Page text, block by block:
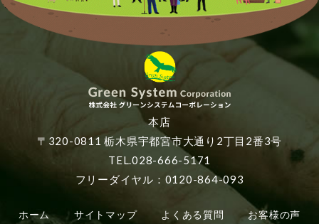
本店
〒320-0811 栃木県宇都宮市大通り2丁目2番3号
TEL.028-666-5171
フリーダイヤル：0120-864-093
ホーム サイトマップ よくある質問 お客様の声